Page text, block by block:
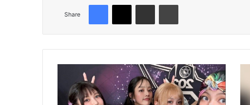
Share
Facebook
X Share via Email Print
Tindakan
Undang-
4